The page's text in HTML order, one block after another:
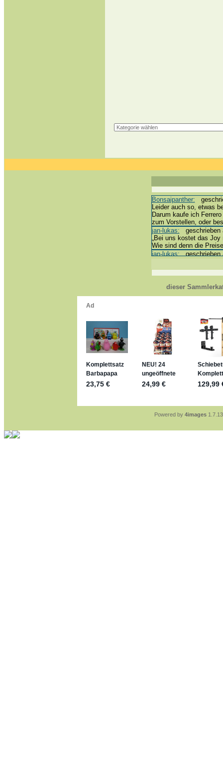
Bonsaipanther:
Leider auch so, etwas
Darum kaufe ich
zum Vorstellen, oder
jan-lukas: geschrieben
„Bei uns kostet das
Wie sind denn die
jan-lukas:geschrieben
Bonsaipanther:
@ Harald
https://www.ue-ei-
Für die Figuren
mein Enkel hat die
jan-lukas:
geschrieben
https://www.ferrero-
sammelspass.de/
jan-lukas:
geschrieben
stimmt, jetzt fällt es mir
*Bussi*
Bonsaipanther:
So habe ich das in
jan-lukas:geschrieben
dieser
Powered by 4images